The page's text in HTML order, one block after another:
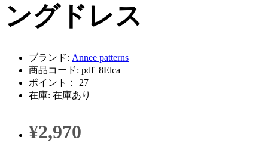
ングドレス
ブランド: Annee patterns
商品コード: pdf_8Elca
ポイント： 27
在庫: 在庫あり
¥2,970